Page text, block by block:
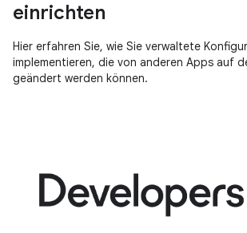
einrichten
Hier erfahren Sie, wie Sie verwaltete
implementieren, die von anderen Apps auf
geändert werden können.